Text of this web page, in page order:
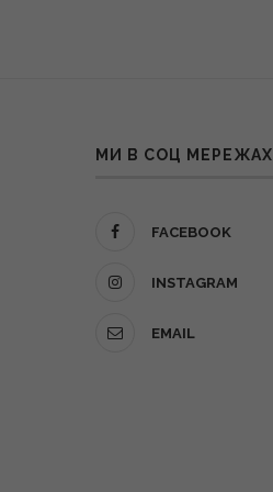
МИ В СОЦ МЕРЕЖАХ
FACEBOOK
INSTAGRAM
EMAIL